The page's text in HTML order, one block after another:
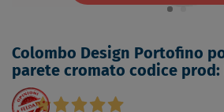
Colombo Design Portofino
parete cromato codice prod: